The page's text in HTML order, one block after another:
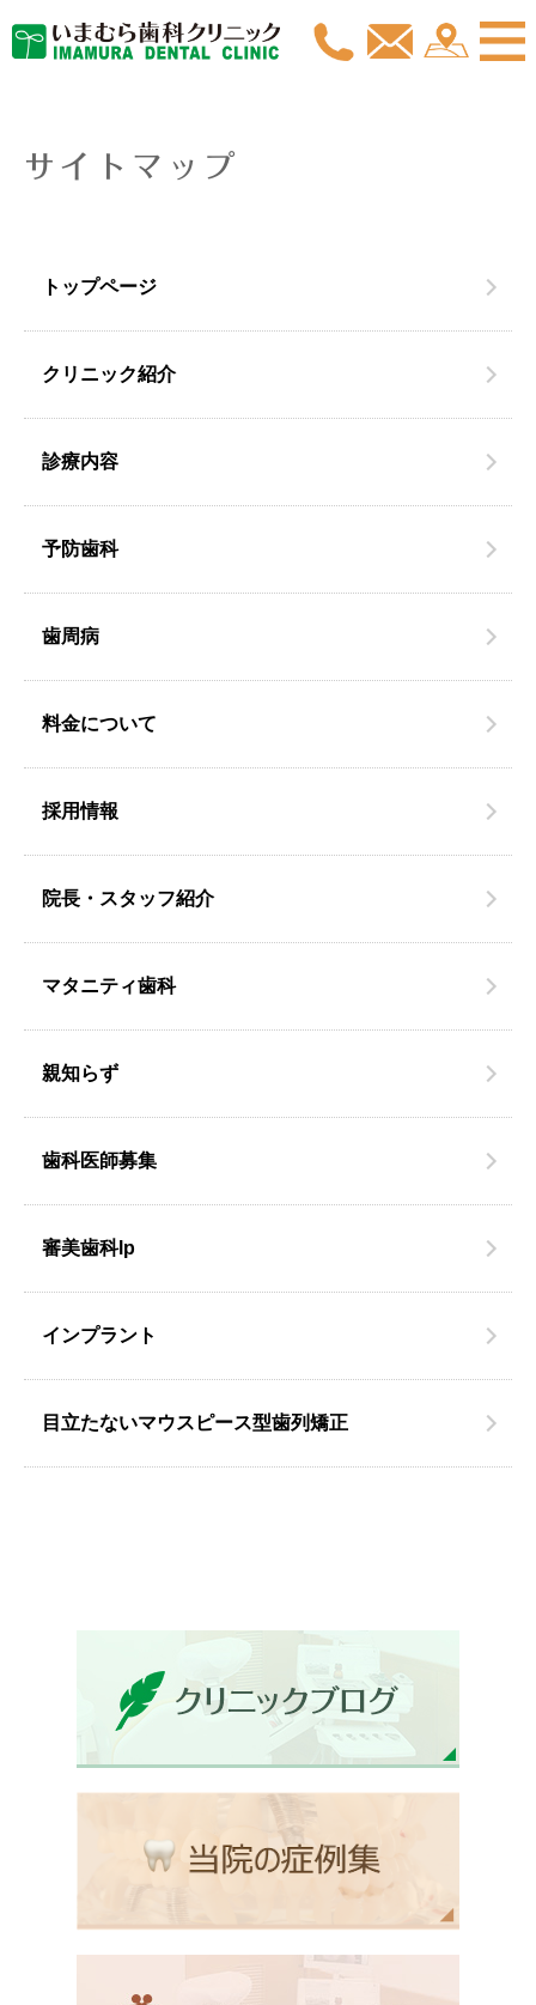
サイトマップ
トップページ
クリニック紹介
診療内容
予防歯科
歯周病
料金について
採用情報
院長・スタッフ紹介
マタニティ歯科
親知らず
歯科医師募集
審美歯科lp
インプラント
目立たないマウスピース型歯列矯正